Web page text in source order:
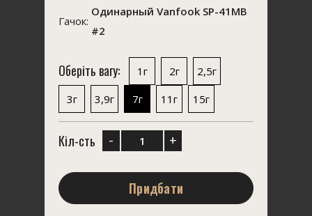
Гачок:
Одинарный Vanfook SP-41MB
#2
Оберіть вагу: 1г 2г
2,5г
3г
3,9г 7г 11г 15г
Кіл-сть - +
Придбати